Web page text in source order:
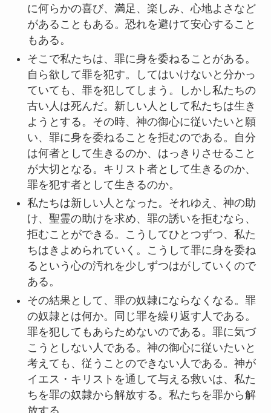
に何らかの喜び、満足、楽しみ、心地よさなど
があることもある。恐れを避けて安心すること
もある。
そこで私たちは、罪に身を委ねることがある。
自ら欲して罪を犯す。してはいけないと分かっ
ていても、罪を犯してしまう。しかし私たちの
古い人は死んだ。新しい人として私たちは生き
ようとする。その時、神の御心に従いたいと願
い、罪に身を委ねることを拒むのである。自分
は何者として生きるのか、はっきりさせること
が大切となる。キリスト者として生きるのか、
罪を犯す者として生きるのか。
私たちは新しい人となった。それゆえ、神の助
け、聖霊の助けを求め、罪の誘いを拒むなら、
拒むことができる。こうしてひとつずつ、私た
ちはきよめられていく。こうして罪に身を委ね
るという心の汚れを少しずつはがしていくので
ある。
その結果として、罪の奴隷にならなくなる。罪
の奴隷とは何か。同じ罪を繰り返す人である。
罪を犯してもあらためないのである。罪に気づ
こうとしない人である。神の御心に従いたいと
考えても、従うことのできない人である。神が
イエス・キリストを通して与える救いは、私た
ちを罪の奴隷から解放する。私たちを罪から解
放する。